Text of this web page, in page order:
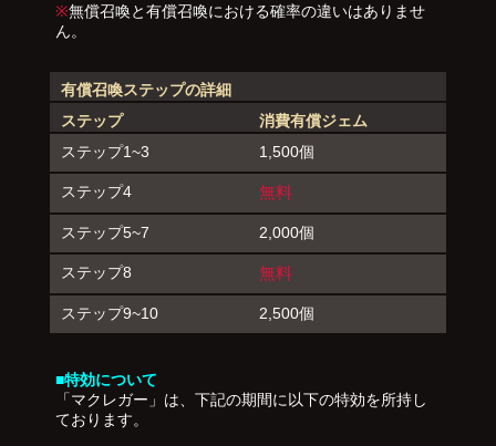
※無償召喚と有償召喚における確率の違いはありませ
ん。
有償召喚ステップの詳細
ステップ
消費有償ジェム
ステップ1~3
1,500個
ステップ4 無料
ステップ5~7 2,000個
ステップ8 無料
ステップ9~10 2,500個
■特効について
「マクレガー」は、下記の期間に以下の特効を所持し
ております。